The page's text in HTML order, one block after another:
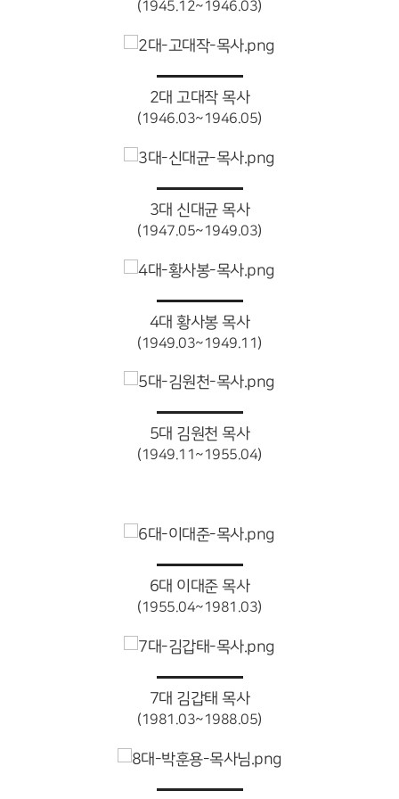
(1945.12~1946.03)
2대 고대작 목사
(1946.03~1946.05)
3대 신대균 목사
(1947.05~1949.03)
4대 황사봉 목사
(1949.03~1949.11)
5대 김원천 목사
(1949.11~1955.04)
6대 이대준 목사
(1955.04~1981.03)
7대 김갑태 목사
(1981.03~1988.05)